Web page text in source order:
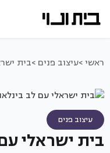
ראשי >עיצוב פנים >בית
עיצוב פנים
בית ישראלי